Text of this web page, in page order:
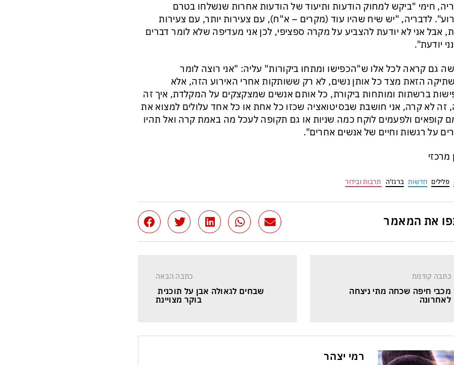
חימי "ביקש למחוק הודעות ותיעוד של הודעות אחרות שנשלחו בטרם
לדבריה, "יש שיח שהיו עוד (מקרים – א"ח), עם צעירות יותר, עם צעירות
אבל אני לא יודעת להצביע על מקרה ספציפי, לכן אני מעדיפה שלא לומר דברים
יודעת".
גם קראה לכל אלו ש"הכפישו ומתחו ביקורות" עליה: "אני רוצה לומר
הזאת מצד כל אותן נשים, לא רק ששותקות אחרי האירוע הזה, אלא
ברשתות ומותחות ביקורת, כל אותם אנשים שמצקצקים על המקלדת, איך זה
זה לא קרה, אני חושבת שבסיטואציה שכזו כל אחת או כל אחד עלולים למצוא את
קופאים ולפעמים לוקח כמה שניות או גם תקופה לעכל מה באמת קרה ואל תהיו
על רגשות וחיים של אנשים אחרים".
מרכזי
פלילים חדשות ברנז'ה תרבות ובידור
את המאמר
כתבה קודמת
מכבי חיפה שכחה מתי ניצחה
לאחרונה
כתבה הבאה
שבחים לגאולה אבן על תוכנית
בוקר מצויינת
רמי יצהר